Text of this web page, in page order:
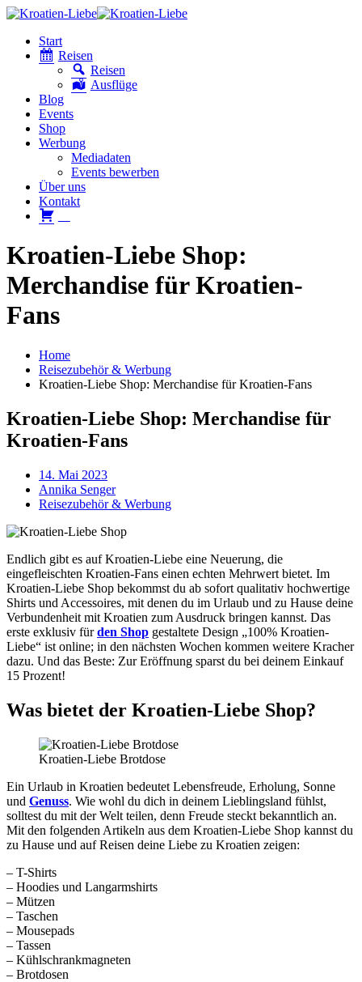
Start
Reisen
Reisen
Ausflüge
Blog
Events
Shop
Werbung
Mediadaten
Events bewerben
Über uns
Kontakt
Kroatien-Liebe Shop:
Merchandise für Kroatien-
Fans
Home
Reisezubehör & Werbung
Kroatien-Liebe Shop: Merchandise für Kroatien-Fans
Kroatien-Liebe Shop: Merchandise für
Kroatien-Fans
14. Mai 2023
Annika Senger
Reisezubehör & Werbung
Endlich gibt es auf Kroatien-Liebe eine Neuerung, die
eingefleischten Kroatien-Fans einen echten Mehrwert bietet. Im
Kroatien-Liebe Shop bekommst du ab sofort qualitativ hochwertige
Shirts und Accessoires, mit denen du im Urlaub und zu Hause deine
Verbundenheit mit Kroatien zum Ausdruck bringen kannst. Das
erste exklusiv fürden Shop gestaltete Design „100% Kroatien-
Liebe“ ist online; in den nächsten Wochen kommen weitere Kracher
dazu. Und das Beste: Zur Eröffnung sparst du bei deinem Einkauf
15 Prozent!
Was bietet der Kroatien-Liebe Shop?
Kroatien-Liebe Brotdose
Ein Urlaub in Kroatien bedeutet Lebensfreude, Erholung, Sonne
und Genuss. Wie wohl du dich in deinem Lieblingsland fühlst,
solltest du mit der Welt teilen, denn Freude steckt bekanntlich an.
Mit den folgenden Artikeln aus dem Kroatien-Liebe Shop kannst du
zu Hause und auf Reisen deine Liebe zu Kroatien zeigen:
– T-Shirts
– Hoodies und Langarmshirts
– Mützen
– Taschen
– Mousepads
– Tassen
– Kühlschrankmagneten
– Brotdosen